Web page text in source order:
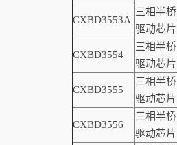
CXBD3553A
三相半桥
驱动芯片
CXBD3554
三相半桥
驱动芯片
CXBD3555
三相半桥
驱动芯片
CXBD3556
三相半桥
驱动芯片